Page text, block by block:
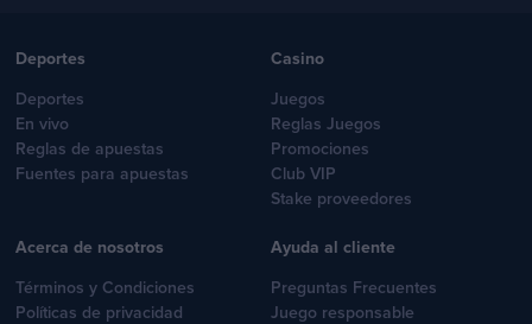
Deportes
Deportes
En vivo
Reglas de apuestas
Fuentes para apuestas
Casino
Juegos
Reglas Juegos
Promociones
Club VIP
Stake proveedores
Acerca de nosotros
Términos y Condiciones
Políticas de privacidad
Ayuda al cliente
Preguntas Frecuentes
Juego responsable